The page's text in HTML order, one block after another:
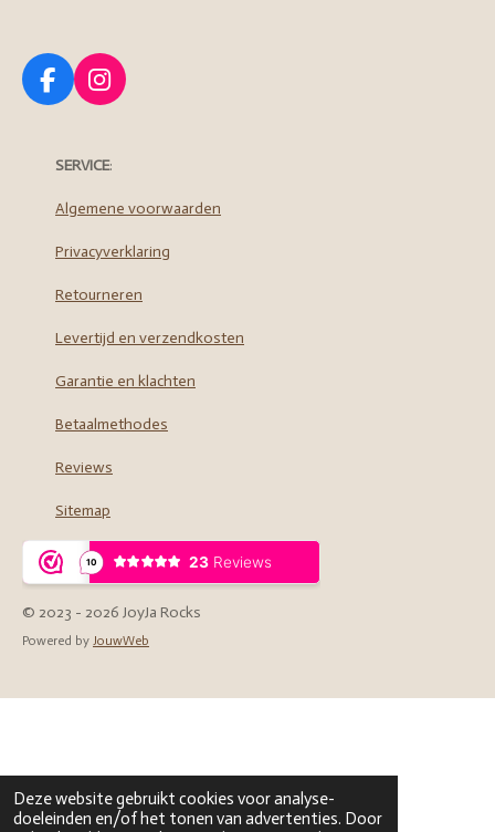
Deze website gebruikt cookies voor analyse-
doeleinden en/of het tonen van advertenties. Door
F
a
e
o
k
I
n
t
g
a
SERVICE:
Algemene voorwaarden
Privacyverklaring
Retourneren
Levertijd en verzendkosten
Garantie en klachten
Betaalmethodes
Reviews
Sitemap
© 2023 - 2026 JoyJa Rocks
Powered by JouwWeb